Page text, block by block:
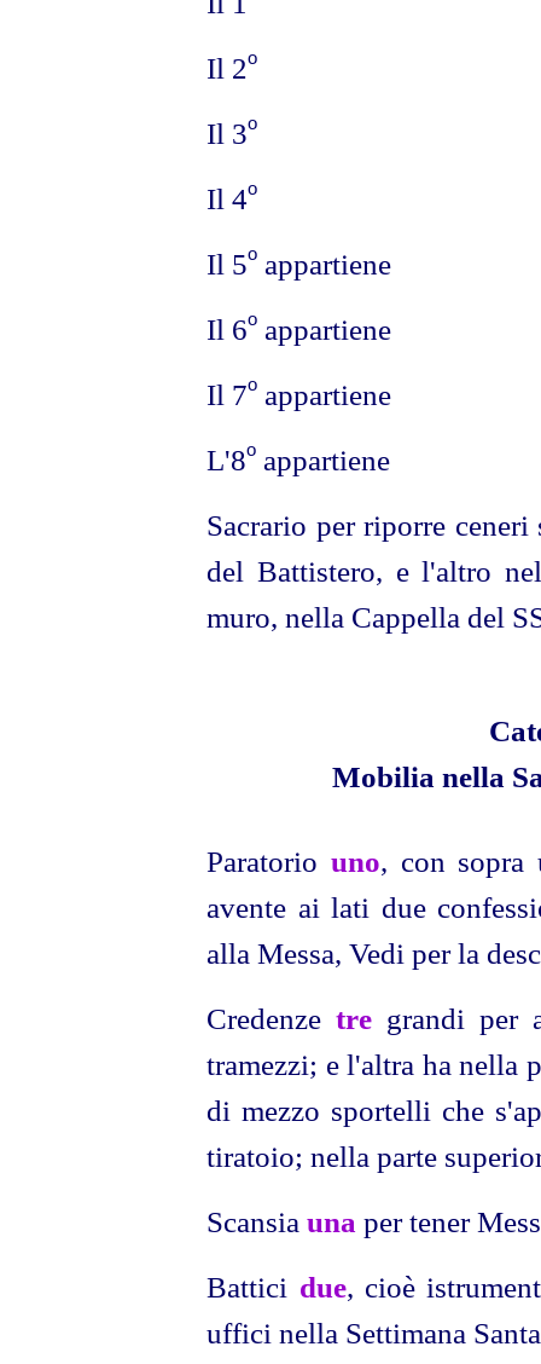
Il 2o
Il 3o
Il 4o
Il 5o appartiene
Il 6o appartiene
Il 7o appartiene
L'8o appartiene
Sacrario per riporre
del Battistero, e l'altro
muro, nella Cappella del
Mobilia nella
Paratoriouno, con sopra
avente ai lati due
alla Messa, Vedi per la
Credenzetre grandi per
tramezzi; e l'altra ha nella
di mezzo sportelli che
tiratoio; nella parte
Scansiauna per tener
Battici due, cioè
uffici nella Settimana